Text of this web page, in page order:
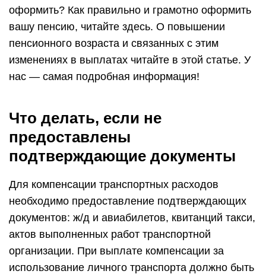
оформить? Как правильно и грамотно оформить
вашу пенсию, читайте здесь. О повышении
пенсионного возраста и связанных с этим
изменениях в выплатах читайте в этой статье. У
нас — самая подробная информация!
Что делать, если не
предоставлены
подтверждающие документы
Для компенсации транспортных расходов
необходимо предоставление подтверждающих
документов: ж/д и авиабилетов, квитанций такси,
актов выполненных работ транспортной
организации. При выплате компенсации за
использование личного транспорта должно быть